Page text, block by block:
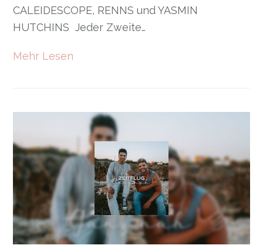
CALEIDESCOPE, RENNS und YASMIN
HUTCHINS Jeder Zweite…
Mehr Lesen